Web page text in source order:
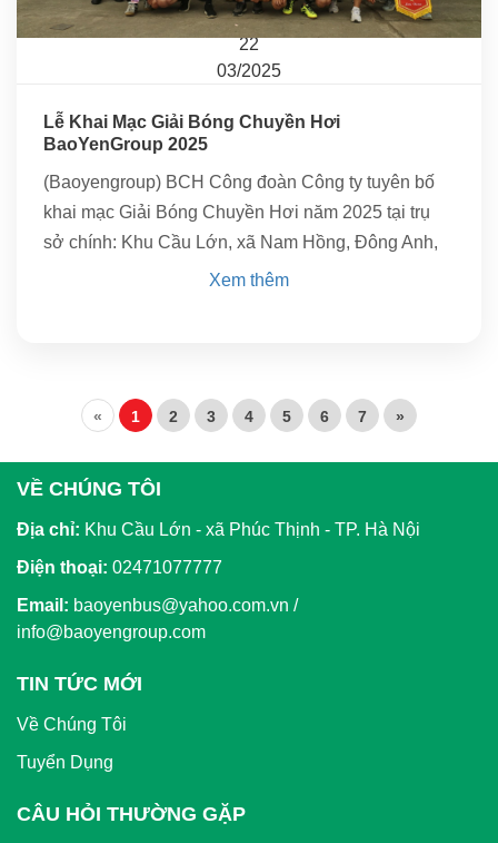
22
03/2025
Lễ Khai Mạc Giải Bóng Chuyền Hơi
BaoYenGroup 2025
(Baoyengroup) BCH Công đoàn Công ty tuyên bố
khai mạc Giải Bóng Chuyền Hơi năm 2025 tại trụ
sở chính: Khu Cầu Lớn, xã Nam Hồng, Đông Anh,
Xem thêm
« 1 2 3 4 5 6 7 »
VỀ CHÚNG TÔI
Địa chỉ: Khu Cầu Lớn - xã Phúc Thịnh - TP. Hà Nội
Điện thoại: 02471077777
Email: baoyenbus@yahoo.com.vn /
info@baoyengroup.com
TIN TỨC MỚI
Về Chúng Tôi
Tuyển Dụng
CÂU HỎI THƯỜNG GẶP